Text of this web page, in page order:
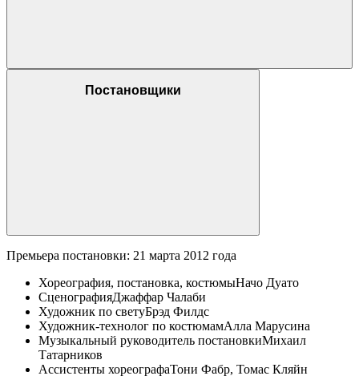
Постановщики
Премьера постановки: 21 марта 2012 года
Хореография, постановка, костюмыНачо Дуато
СценографияДжаффар Чалаби
Художник по светуБрэд Филдс
Художник-технолог по костюмамАлла Марусина
Музыкальный руководитель постановкиМихаил
Татарников
Ассистенты хореографаТони Фабр, Томас Кляйн